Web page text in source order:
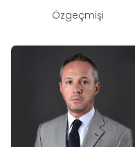
Özgeçmişi